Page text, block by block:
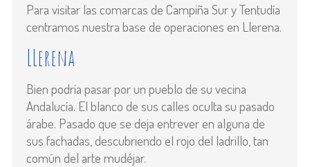
Para visitar las comarcas de Campiña Sur y Tentudía
centramos nuestra base de operaciones en Llerena.
LLerena
Bien podría pasar por un pueblo de su vecina
Andalucía. El blanco de sus calles oculta su pasado
árabe. Pasado que se deja entrever en alguna de
sus fachadas, descubriendo el rojo del ladrillo, tan
común del arte mudéjar.